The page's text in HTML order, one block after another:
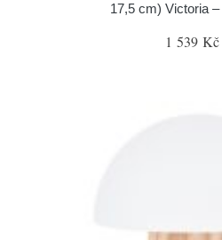
17,5 cm) Victoria
1 539 Kč